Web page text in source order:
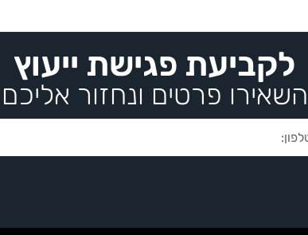
לקביעת פגישת ייעוץ
השאירו פרטים ונחזור אליכם